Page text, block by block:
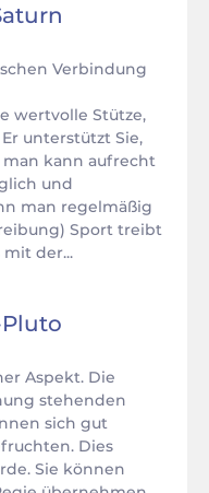
Verbindung
wertvolle Stütze,
unterstützt Sie,
man kann aufrecht
und
man regelmäßig
Sport treibt
der...
Pluto
Aspekt. Die
stehenden
sich gut
Dies
Sie können